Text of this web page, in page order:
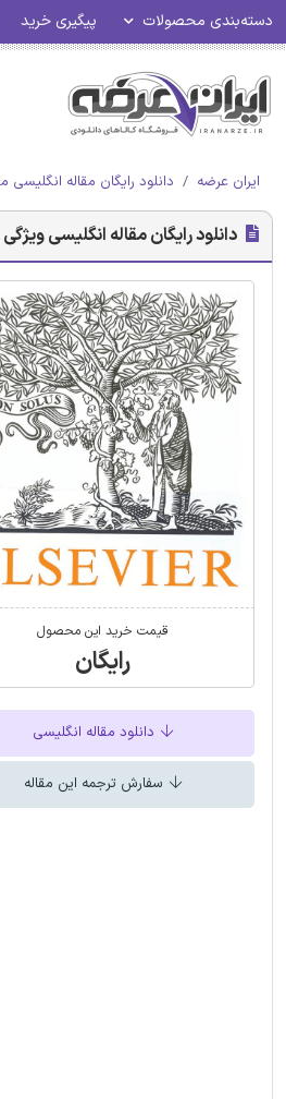
دسته‌بندی محصولات پیگیری خرید
ایران عرضه دانلود رایگان مقاله انگلیسی
دانلود رایگان مقاله انگلیسی
قیمت خرید این محصول
رایگان
دانلود مقاله انگلیسی
سفارش ترجمه این مقاله